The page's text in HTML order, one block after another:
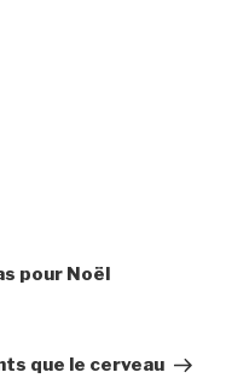
pour Noël
que le cerveau